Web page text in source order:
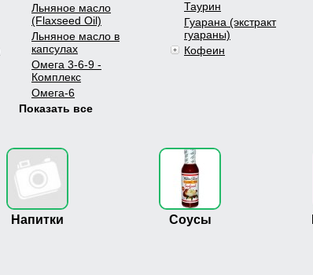
Льняное масло
(Flaxseed Oil)
Льняное масло в
капсулах
Омега 3-6-9 -
Комплекс
Омега-6
Показать все
Таурин
Гуарана (экстракт
гуараны)
Кофеин
Напитки Соусы